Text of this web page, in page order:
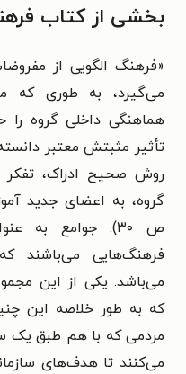
بخشی از کتاب
«فرهنگ الگویی از
می‌گیرد، به طوری که
هماهنگی داخلی گروه
تأثیر مثبتش معتبر
روش صحیح ادراک،
ص ۳۰). جوامع به
فرهنگ‌هایی می‌باشند
می‌باشد. یکی از این
که به طور خلاصه این
مردمی که با هم طبق یک